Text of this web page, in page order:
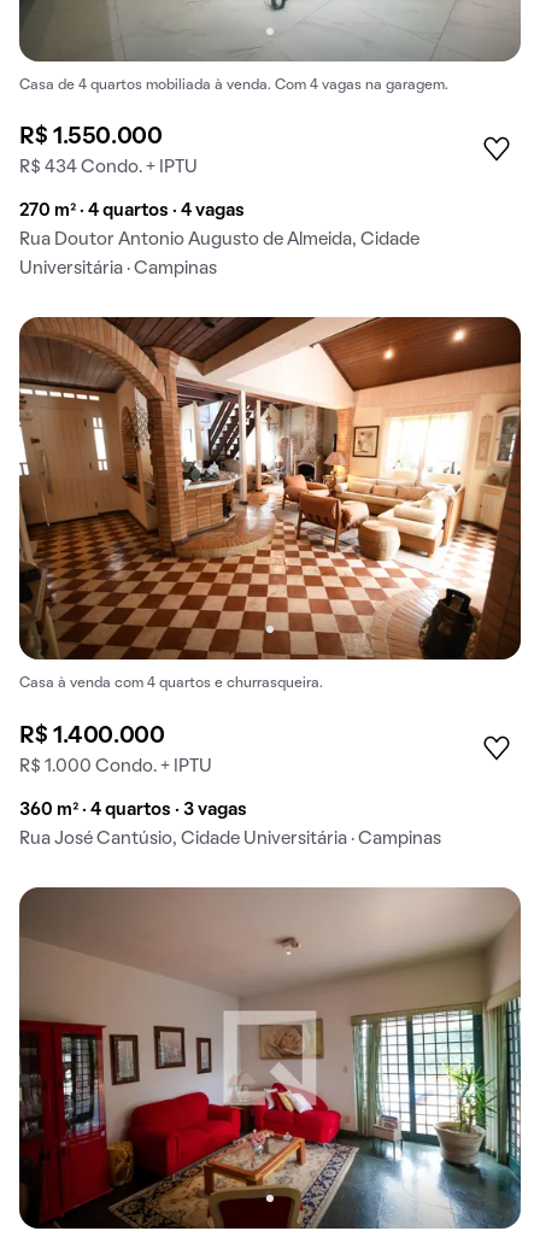
Casa de 4 quartos mobiliada à venda. Com 4 vagas na garagem.
R$ 1.550.000
R$ 434 Condo. + IPTU
270 m² · 4 quartos · 4 vagas
Rua Doutor Antonio Augusto de Almeida, Cidade
Universitária · Campinas
Casa à venda com 4 quartos e churrasqueira.
R$ 1.400.000
R$ 1.000 Condo. + IPTU
360 m² · 4 quartos · 3 vagas
Rua José Cantúsio, Cidade Universitária · Campinas